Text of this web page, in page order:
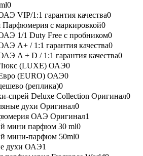
0
VIP/1:1 гарантия качества0
Парфюмерия с маркировкой0
1/1 Duty Free с пробником0
A+ / 1:1 гарантия качества0
A + D / 1:1 гарантия качества0
(LUXE) ОАЭ0
(EURO) ОАЭ0
(реплика)0
спрей Deluxe Collection Оригинал0
духи Оригинал0
ОАЭ Оригинал1
мини парфюм 30 ml0
мини-парфюм 50ml0
духи ОАЭ1